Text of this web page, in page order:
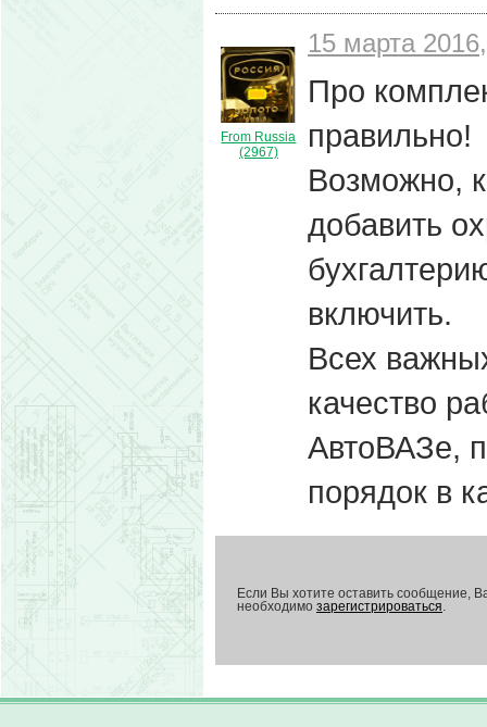
From Russia
(2967)
15 марта
Про
правильно!
Возможно,
добавить
включить.
Всех
качество
АвтоВАЗе,
порядок в
Если Вы хотите оставить сообщение,
необходимо зарегистрироваться.